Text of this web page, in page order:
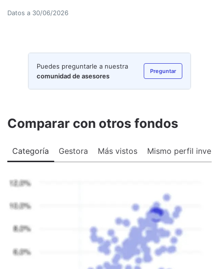
Datos a 30/06/2026
Puedes preguntarle a nuestra
comunidad de asesores
Preguntar
Comparar con otros fondos
Categoría Gestora Más vistos Mismo perfil